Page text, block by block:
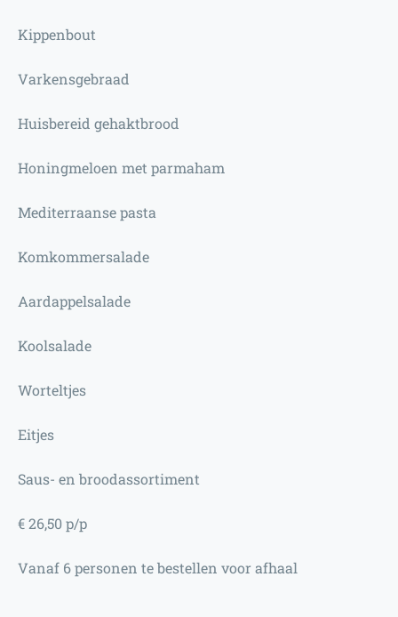
Kippenbout
Varkensgebraad
Huisbereid gehaktbrood
Honingmeloen met parmaham
Mediterraanse pasta
Komkommersalade
Aardappelsalade
Koolsalade
Worteltjes
Eitjes
Saus- en broodassortiment
€ 26,50 p/p
Vanaf 6 personen te bestellen voor afhaal